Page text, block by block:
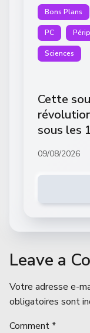
Bons Plans
PC
Sciences
Cette
sous les
09/08/2026
Leave a
Votre adresse e-
obligatoires sont
Comment*